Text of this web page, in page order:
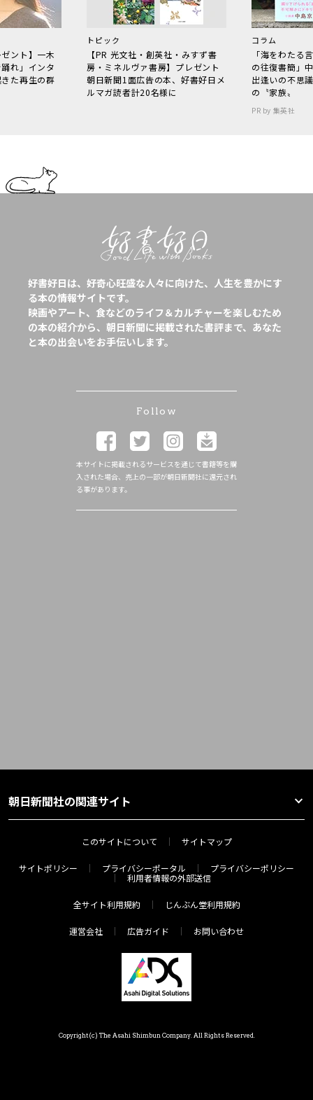
ント】一木
れ」インタ
た再生の群
トピック
【PR 光文社・創英社・みすず書
房・ミネルヴァ書房】プレゼント
朝日新聞1面広告の本、好書好日メ
ルマガ読者計20名様に
コラム
「海をわた
の往復書簡」
出逢いの不思
の〝家族〟
PR by 集英社
好書好日は、好奇心旺盛な人々に向けた、人生を豊かにす
る本の情報サイトです。
映画やアート、食などのライフ＆カルチャーを楽しむため
の本の紹介から、朝日新聞に掲載された書評まで、あなた
と本の出会いをお手伝いします。
Follow
本サイトに掲載されるサービスを通じて書籍等を購
入された場合、売上の一部が朝日新聞社に還元され
る事があります。
朝日新聞社の関連サイト
このサイトについて サイトマップ
サイトポリシー プライバシーポータル
プライバシーポリシー
利用者情報の外部送信
全サイト利用規約 じんぶん堂利用規約
運営会社 広告ガイド お問い合わせ
Copyright(c) The Asahi Shimbun Company. All Rights Reserved.